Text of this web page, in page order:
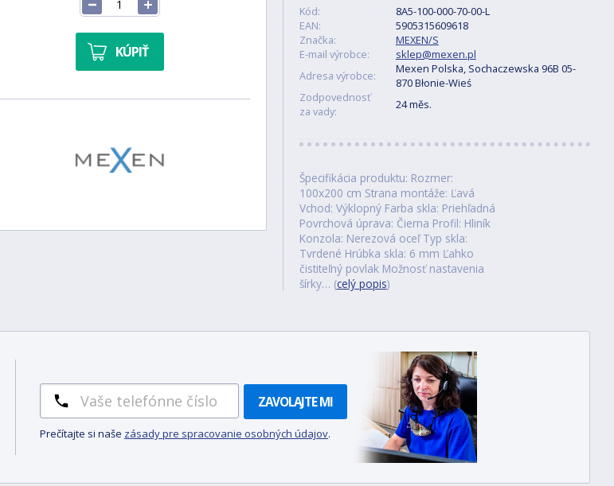
KÚPIŤ
Kód:
8A5-100-000-70-00-L
EAN:
5905315609618
Značka:
MEXEN/S
E-mail výrobce:
sklep@mexen.pl
Adresa výrobce:
Mexen Polska, Sochaczewska 96B 05-
870 Błonie-Wieś
Zodpovednosť
za vady:
24 měs.
Špecifikácia produktu: Rozmer:
100x200 cm Strana montáže: Ľavá
Vchod: Výklopný Farba skla: Priehľadná
Povrchová úprava: Čierna Profil: Hliník
Konzola: Nerezová oceľ Typ skla:
Tvrdené Hrúbka skla: 6 mm Ľahko
čistiteľný povlak Možnosť nastavenia
šírky… (celý popis)
ZAVOLAJTE MI
Prečítajte si naše zásady pre spracovanie osobných údajov.